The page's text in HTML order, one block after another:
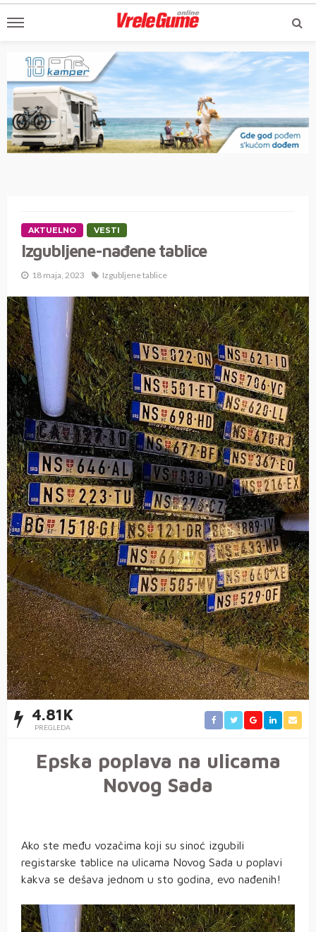
AKTUELNO VESTI
Izgubljene-nađene tablice
18 maja, 2023 Izgubljene tablice
4.81K
PREGLEDA
Epska poplava na ulicama
Novog Sada
Ako ste među vozačima koji su sinoć izgubili
registarske tablice na ulicama Novog Sada u poplavi
kakva se dešava jednom u sto godina, evo nađenih!